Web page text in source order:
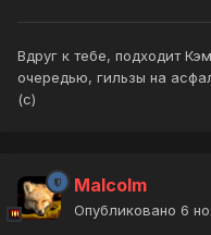
Вдруг к тебе, подходит
очередью, гильзы на
(с)
Malcolm
Опубликовано 6